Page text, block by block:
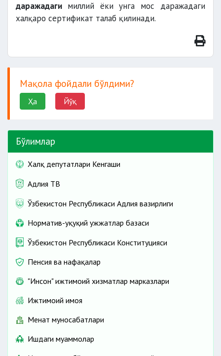
даражадаги миллий ёки унга мос даражадаги
халқаро сертификат талаб қилинади.
Мақола фойдали бўлдими?
Ҳа Йўқ
Бўлимлар
Халқ депутатлари Кенгаши
Адлия ТВ
Ўзбекистон Республикаси Адлия вазирлиги
Норматив-ҳуқуқий ҳужжатлар базаси
Ўзбекистон Республикаси Конституцияси
Пенсия ва нафақалар
"Инсон" ижтимоий хизматлар марказлари
Ижтимоий ҳимоя
Меҳнат муносабатлари
Ишдаги муаммолар